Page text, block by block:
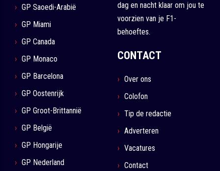
GP Saoedi-Arabië
GP Miami
GP Canada
GP Monaco
GP Barcelona
GP Oostenrijk
GP Groot-Brittannië
GP België
GP Hongarije
GP Nederland
dag en nacht klaar om jou te
voorzien van je F1-
behoeftes.
CONTACT
Over ons
Colofon
Tip de redactie
Adverteren
Vacatures
Contact